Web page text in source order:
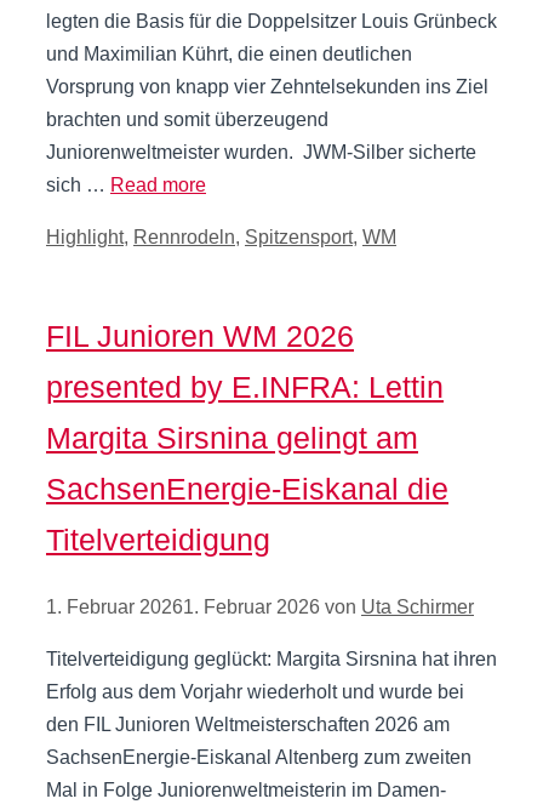
legten die Basis für die Doppelsitzer Louis Grünbeck
und Maximilian Kührt, die einen deutlichen
Vorsprung von knapp vier Zehntelsekunden ins Ziel
brachten und somit überzeugend
Juniorenweltmeister wurden. JWM-Silber sicherte
sich … Read more
Kategorien
Highlight, Rennrodeln, Spitzensport, WM
FIL Junioren WM 2026
presented by E.INFRA: Lettin
Margita Sirsnina gelingt am
SachsenEnergie-Eiskanal die
Titelverteidigung
1. Februar 20261. Februar 2026 von Uta Schirmer
Titelverteidigung geglückt: Margita Sirsnina hat ihren
Erfolg aus dem Vorjahr wiederholt und wurde bei
den FIL Junioren Weltmeisterschaften 2026 am
SachsenEnergie-Eiskanal Altenberg zum zweiten
Mal in Folge Juniorenweltmeisterin im Damen-